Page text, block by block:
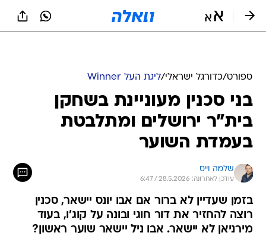
ספורט/כדורגל ישראלי/ליגת העל Winner
בני סכנין מעוניינת בשחקן
בית"ר ירושלים ומתלבטת
בעמדת השוער
שלמה וייס
עודכן לאחרונה: 28.5.2026 / 6:47
בזמן שעדיין לא ברור אם אבו יונס יישאר, סכנין
רוצה להחזיר את דור חוגי ובונה על קוג'ו, בעוד
מירניאן לא יישאר. אבו ניל יישאר שוער ראשון?